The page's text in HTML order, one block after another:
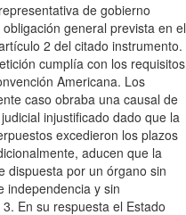
de gobierno
general prevista en el
2 del citado instrumento.
cumplía con los requisitos
Americana. Los
caso obraba una causal de
injustificado dado que la
excedieron los plazos
aducen que la
dispuesta por un órgano sin
independencia y sin
En su respuesta el Estado